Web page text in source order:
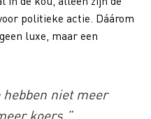
politieke actie. Dáárom
luxe, maar een
hebben niet meer
koers.”